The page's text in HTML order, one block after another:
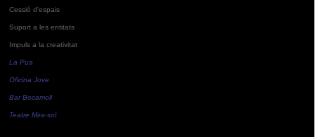
Cessió d'espais
Suport a les entitats
Impuls a la creativitat
La Pua
Oficina Jove
Bar Bocamoll
Teatre Mira-sol